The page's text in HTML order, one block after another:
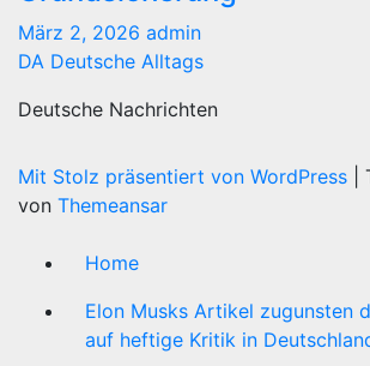
März 2, 2026 admin
DA Deutsche Alltags
Deutsche Nachrichten
Mit Stolz präsentiert von WordPress
von Themeansar
Home
Elon Musks Artikel zugunsten
auf heftige Kritik in